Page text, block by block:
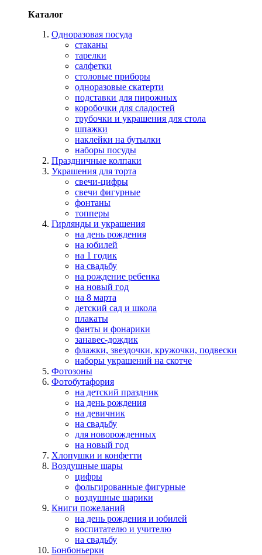
Каталог
Одноразовая посуда
стаканы
тарелки
салфетки
столовые приборы
одноразовые скатерти
подставки для пирожных
коробочки для сладостей
трубочки и украшения для стола
шпажки
наклейки на бутылки
наборы посуды
Праздничные колпаки
Украшения для торта
свечи-цифры
свечи фигурные
фонтаны
топперы
Гирлянды и украшения
на день рождения
на юбилей
на 1 годик
на свадьбу
на рождение ребенка
на новый год
на 8 марта
детский сад и школа
плакаты
фанты и фонарики
занавес-дождик
флажки, звездочки, кружочки, подвески
наборы украшений на скотче
Фотозоны
Фотобутафория
на детский праздник
на день рождения
на девичник
на свадьбу
для новорожденных
на новый год
Хлопушки и конфетти
Воздушные шары
цифры
фольгированные фигурные
воздушные шарики
Книги пожеланий
на день рождения и юбилей
воспитателю и учителю
на свадьбу
Бонбоньерки